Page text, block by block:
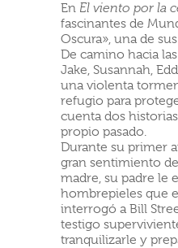
En El viento por la
fascinantes de
Oscura», una de
De camino hacia
Jake, Susannah,
una violenta
refugio para
cuenta dos
propio pasado.
Durante su primer
gran sentimiento
madre, su padre le
hombrepieles que
interrogó a Bill
testigo
tranquilizarle y